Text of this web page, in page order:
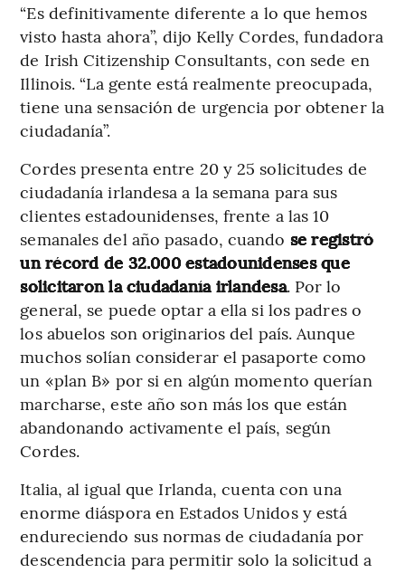
“Es definitivamente diferente a lo que hemos
visto hasta ahora”, dijo Kelly Cordes, fundadora
de Irish Citizenship Consultants, con sede en
Illinois. “La gente está realmente preocupada,
tiene una sensación de urgencia por obtener la
ciudadanía”.
Cordes presenta entre 20 y 25 solicitudes de
ciudadanía irlandesa a la semana para sus
clientes estadounidenses, frente a las 10
semanales del año pasado, cuando se registró
un récord de 32.000 estadounidenses que
solicitaron la ciudadanía irlandesa. Por lo
general, se puede optar a ella si los padres o
los abuelos son originarios del país. Aunque
muchos solían considerar el pasaporte como
un «plan B» por si en algún momento querían
marcharse, este año son más los que están
abandonando activamente el país, según
Cordes.
Italia, al igual que Irlanda, cuenta con una
enorme diáspora en Estados Unidos y está
endureciendo sus normas de ciudadanía por
descendencia para permitir solo la solicitud a